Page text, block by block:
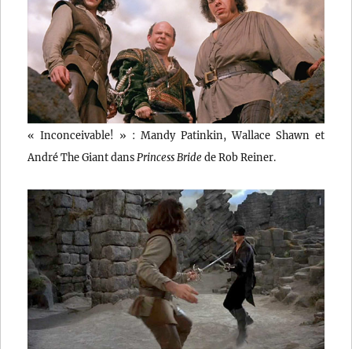
« Inconceivable! » : Mandy Patinkin, Wallace Shawn et
André The Giant dansPrincess Bridede Rob Reiner.